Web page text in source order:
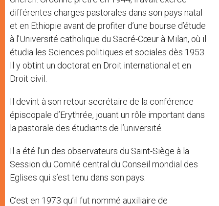
différentes charges pastorales dans son pays natal
et en Ethiopie avant de profiter d’une bourse d’étude
à l’Université catholique du Sacré-Cœur à Milan, où il
étudia les Sciences politiques et sociales dès 1953.
Il y obtint un doctorat en Droit international et en
Droit civil.
Il devint à son retour secrétaire de la conférence
épiscopale d’Erythrée, jouant un rôle important dans
la pastorale des étudiants de l’université.
Il a été l’un des observateurs du Saint-Siège à la
Session du Comité central du Conseil mondial des
Eglises qui s’est tenu dans son pays.
C’est en 1973 qu’il fut nommé auxiliaire de